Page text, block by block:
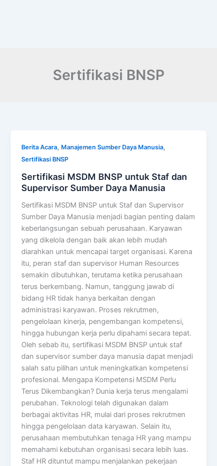
Sertifikasi BNSP
Berita Acara, Manajemen Sumber Daya Manusia,
Sertifikasi BNSP
Sertifikasi MSDM BNSP untuk Staf dan
Supervisor Sumber Daya Manusia
Sertifikasi MSDM BNSP untuk Staf dan Supervisor
Sumber Daya Manusia menjadi bagian penting dalam
keberlangsungan sebuah perusahaan. Karyawan
yang dikelola dengan baik akan lebih mudah
diarahkan untuk mencapai target organisasi. Karena
itu, peran staf dan supervisor Human Resources
semakin dibutuhkan, terutama ketika perusahaan
terus berkembang. Namun, tanggung jawab di
bidang HR tidak hanya berkaitan dengan
administrasi karyawan. Proses rekrutmen,
pengelolaan kinerja, pengembangan kompetensi,
hingga hubungan kerja perlu dipahami secara tepat.
Oleh sebab itu, sertifikasi MSDM BNSP untuk staf
dan supervisor sumber daya manusia dapat menjadi
salah satu pilihan untuk meningkatkan kompetensi
profesional. Mengapa Kompetensi MSDM Perlu
Terus Dikembangkan? Dunia kerja terus mengalami
perubahan. Teknologi telah digunakan dalam
berbagai aktivitas HR, mulai dari proses rekrutmen
hingga pengelolaan data karyawan. Selain itu,
perusahaan membutuhkan tenaga HR yang mampu
memahami kebutuhan organisasi secara lebih luas.
Staf HR dituntut mampu menjalankan pekerjaan